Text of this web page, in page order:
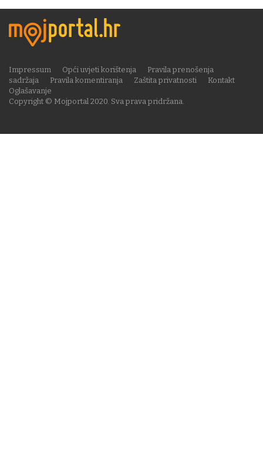
Copyright © Mojportal 2020. Sva prava pridržana.
Impressum Opći uvjeti korištenja
Pravila prenošenja
sadržaja
Pravila komentiranja Zaštita privatnosti
Kontakt
Oglašavanje